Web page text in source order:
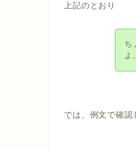
上記のとおり
ち
よ
では、例文で確認